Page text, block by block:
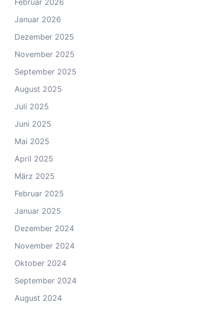
Februar 2026
Januar 2026
Dezember 2025
November 2025
September 2025
August 2025
Juli 2025
Juni 2025
Mai 2025
April 2025
März 2025
Februar 2025
Januar 2025
Dezember 2024
November 2024
Oktober 2024
September 2024
August 2024